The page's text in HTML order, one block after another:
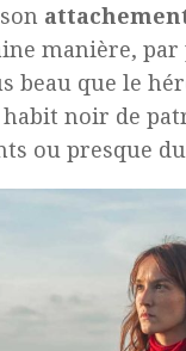
manière,
beau que le
habit noir de
ou presque